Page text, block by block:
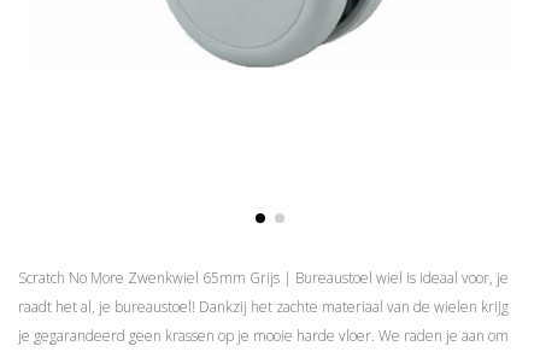
Scratch No More Zwenkwiel 65mm Grijs | Bureaustoel wiel is ideaal voor, je
raadt het al, je bureaustoel! Dankzij het zachte materiaal van de wielen krijg
je gegarandeerd geen krassen op je mooie harde vloer. We raden je aan om